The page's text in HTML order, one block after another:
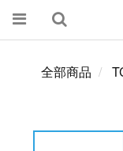
全部商品